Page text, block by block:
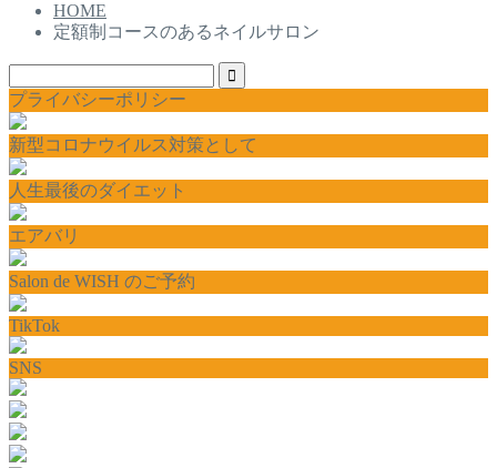
HOME
定額制コースのあるネイルサロン
プライバシーポリシー
新型コロナウイルス対策として
人生最後のダイエット
エアバリ
Salon de WISH のご予約
TikTok
SNS